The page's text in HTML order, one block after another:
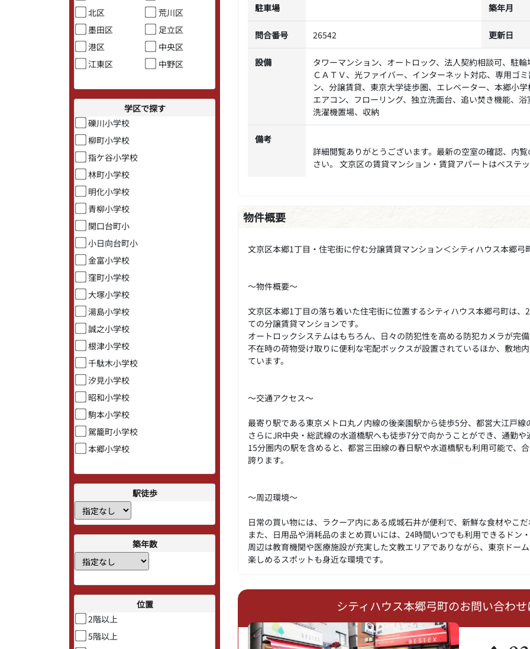
北区
荒川区
墨田区
足立区
港区
中央区
江東区
中野区
学区で探す
礫川小学校
柳町小学校
指ケ谷小学校
林町小学校
明化小学校
青柳小学校
関口台町小
小日向台町小
金富小学校
窪町小学校
大塚小学校
湯島小学校
誠之小学校
根津小学校
千駄木小学校
汐見小学校
昭和小学校
駒本小学校
駕籠町小学校
本郷小学校
駅徒歩
築年数
位置
2階以上
5階以上
駐車場 築年月
問合番号 26542 更新日
設備
タワーマンション、オートロック、法人契約相談可、駐
ＣＡＴＶ、光ファイバー、インターネット対応、専用ゴ
ン、分譲賃貸、東京大学徒歩圏、エレベーター、本郷小
エアコン、フローリング、独立洗面台、追い焚き機能、
洗濯機置場、収納
備考
詳細閲覧ありがとうございます。最新の空室の確認、内
さい。 文京区の賃貸マンション・賃貸アパートはベステ
物件概要
文京区本郷1丁目・住宅街に佇む分譲賃貸マンション＜シティハウス本郷弓
～物件概要～
文京区本郷1丁目の落ち着いた住宅街に位置するシティハウス本郷弓町は
ての分譲賃貸マンションです。
オートロックシステムはもちろん、日々の防犯性を高める防犯カメラが完
不在時の荷物受け取りに便利な宅配ボックスが設置されているほか、敷地
ています。
～交通アクセス～
最寄り駅である東京メトロ丸ノ内線の後楽園駅から徒歩5分、都営大江戸
さらにJR中央・総武線の水道橋駅へも徒歩7分で向かうことができ、通勤
15分圏内の駅を含めると、都営三田線の春日駅や水道橋駅も利用可能で、
誇ります。
～周辺環境～
日常の買い物には、ラクーア内にある成城石井が便利で、新鮮な食材やこ
また、日用品や消耗品のまとめ買いには、24時間いつでも利用できるドン
周辺は教育機関や医療施設が充実した文教エリアでありながら、東京ドー
楽しめるスポットも身近な環境です。
シティハウス本郷弓町のお問い合わ